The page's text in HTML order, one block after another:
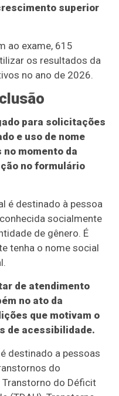
superior
ao exame, 615
os resultados da
no ano de 2026.
para solicitações
e uso de nome
momento da
no formulário
é destinado à pessoa
socialmente
de gênero. É
tenha o nome social
de atendimento
no ato da
que motivam o
de acessibilidade.
destinado a pessoas
do
do Déficit